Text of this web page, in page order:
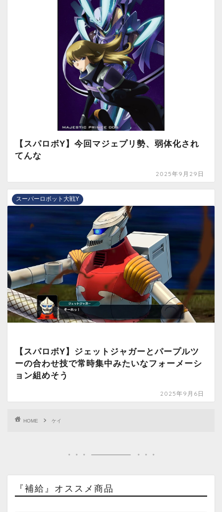
【スパロボY】今回マジェプリ勢、弱体化され
てんな
2025年9月29日
スーパーロボット大戦Y
【スパロボY】ジェットジャガーとパープルツ
ーの合わせ技で常時集中みたいなフォーメーシ
ョン組めそう
2025年9月6日
HOME ケイ
『補給』オススメ商品